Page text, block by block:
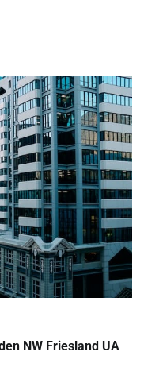
NW Friesland UA